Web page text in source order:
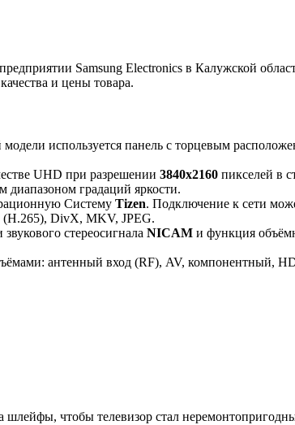
Samsung Electronics в Калужской
и цены товара.
используется панель с торцевым
UHD при разрешении 3840x2160 пикселей в
градаций яркости.
Систему Tizen. Подключение к сети
(H.265), DivX, MKV, JPEG.
стереосигнала NICAM и функция
антенный вход (RF), AV, компонентный,
шлейфы, чтобы телевизор стал